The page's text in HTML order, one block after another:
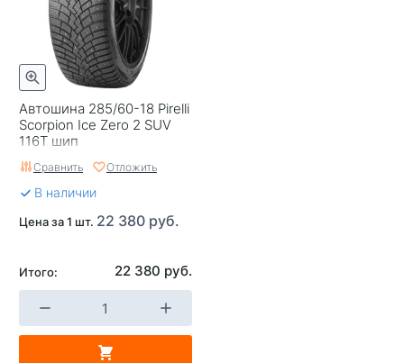
Автошина 285/60-18 Pirelli
Scorpion Ice Zero 2 SUV
116T шип
Сравнить Отложить
В наличии
Цена за 1 шт. 22 380 руб.
Итого: 22 380 руб.